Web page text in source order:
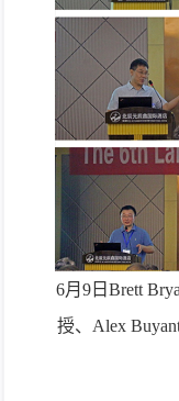
6月 9 日 Brett
授、 Alex